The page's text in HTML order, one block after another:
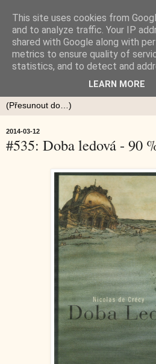
2014-03-12
#535: Doba ledová - 90
This site uses cookies from
and to analyze traffic. Your IP
shared with Google along with
metrics to ensure quality of
statistics, and to detect and
LEARN MORE